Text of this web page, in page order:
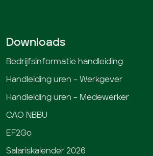
Downloads
Bedrijfsinformatie handleiding
Handleiding uren – Werkgever
Handleiding uren – Medewerker
CAO NBBU
EF2Go
Salariskalender 2026